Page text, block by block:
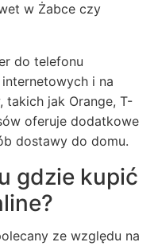
w Żabce czy
do telefonu
i na
takich jak Orange, T-
oferuje dodatkowe
dostawy do domu.
gdzie kupić
ze względu na